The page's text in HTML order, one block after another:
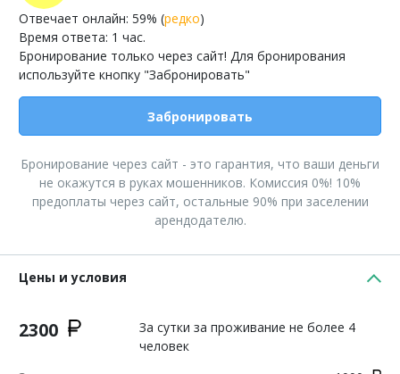
Отвечает онлайн: 59% (редко)
Время ответа: 1 час.
Бронирование только через сайт! Для бронирования
используйте кнопку "Забронировать"
Забронировать
Бронирование через сайт - это гарантия, что ваши деньги
не окажутся в руках мошенников. Комиссия 0%! 10%
предоплаты через сайт, остальные 90% при заселении
арендодателю.
Цены и условия
2300
За сутки за проживание не более 4
человек